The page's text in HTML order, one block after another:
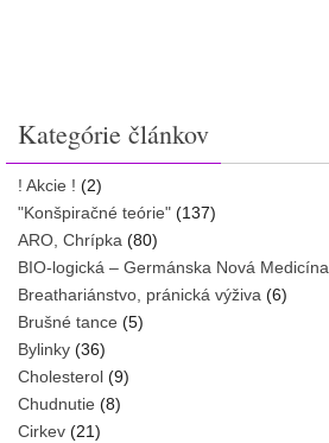
Kategórie článkov
! Akcie ! (2)
"Konšpiračné teórie" (137)
ARO, Chrípka (80)
BIO-logická – Germánska Nová Medicína
Breathariánstvo, pránická výživa (6)
Brušné tance (5)
Bylinky (36)
Cholesterol (9)
Chudnutie (8)
Cirkev (21)